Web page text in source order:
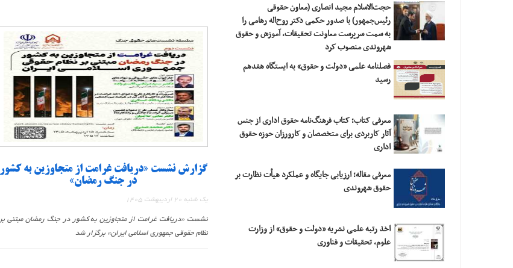
گزارش نشست «دریافت غرامت از متجاوزین به کشور
در جنگ رمضان»
یک شنبه 20 اردیبهشت 1405
نشست «دریافت غرامت از متجاوزین به کشور در جنگ رمضان مبتنی بر
نظام حقوقی جمهوری اسلامی ایران» برگزار شد
حجت‌الاسلام مجید انصاری (معاون حقوقی
رئیس‌جمهور) با صدور حکمی دکتر روح‌اله رهامی را
به سمت سرپرست معاونت تحقیقات، آموزش و حقوق
شهروندی منصوب کرد
فصلنامه علمی «دولت و حقوق» به ایستگاه هفدهم
رسید
معرفی کتاب؛ کتاب فرهنگ‌نامه حقوق اداری از جنس
آثار کاربردی برای متخصصان و کارورزان حوزه حقوق
اداری
معرفی مقاله؛ ارزیابی‎ ‎جایگاه و عملکرد هیأت نظارت بر
حقوق شهروندی
اخذ رتبه علمی نشریه «دولت و حقوق» از وزارت
علوم، تحقیقات و فناوری